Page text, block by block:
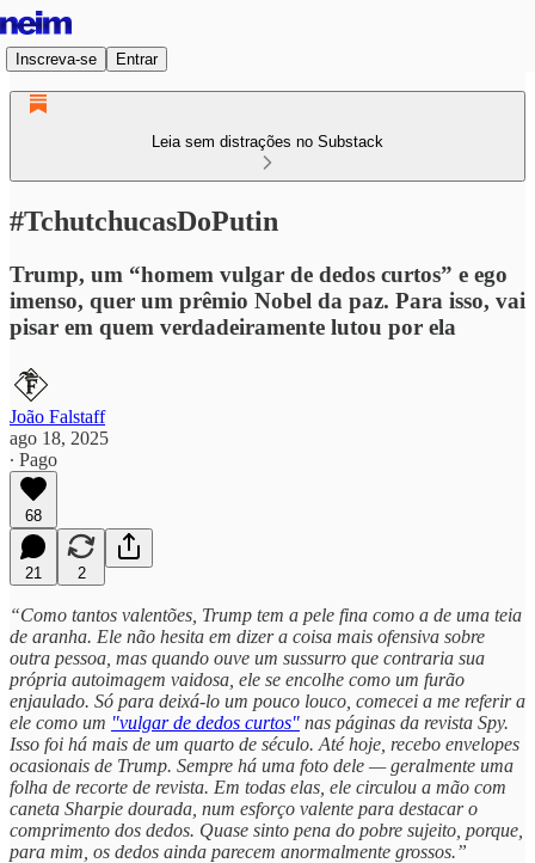
Inscreva-se Entrar
Leia sem distrações no Substack
#TchutchucasDoPutin
Trump, um “homem vulgar de dedos curtos” e ego
imenso, quer um prêmio Nobel da paz. Para isso, vai
pisar em quem verdadeiramente lutou por ela
João Falstaff
ago 18, 2025
∙ Pago
68
21 2
“Como tantos valentões, Trump tem a pele fina como a de uma teia
de aranha. Ele não hesita em dizer a coisa mais ofensiva sobre
outra pessoa, mas quando ouve um sussurro que contraria sua
própria autoimagem vaidosa, ele se encolhe como um furão
enjaulado. Só para deixá-lo um pouco louco, comecei a me referir a
ele como um "vulgar de dedos curtos" nas páginas da revista Spy.
Isso foi há mais de um quarto de século. Até hoje, recebo envelopes
ocasionais de Trump. Sempre há uma foto dele — geralmente uma
folha de recorte de revista. Em todas elas, ele circulou a mão com
caneta Sharpie dourada, num esforço valente para destacar o
comprimento dos dedos. Quase sinto pena do pobre sujeito, porque,
para mim, os dedos ainda parecem anormalmente grossos.”